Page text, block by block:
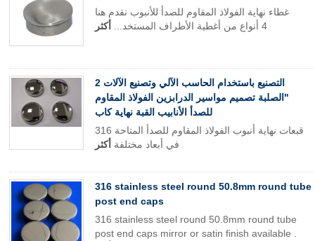
غطاء نهاية الفولاذ المقاوم للصدأ للأنبوب نقدم هنا
4 أنواع من أغطية الأطراف المستخد...
أكثر
التصنيع باستخدام الحاسب الآلي وتصنيع الآلات 2
"الصلبة تصميم مواسير الدرابزين الفولاذ المقاوم
للصدأ الأنابيب القبة نهاية كاب
316 قبعات نهاية أنبوب الفولاذ المقاوم للصدأ المتاحة
في أبعاد مختلفة أكثر
316 stainless steel round 50.8mm round tube
post end caps
316 stainless steel round 50.8mm round tube
post end caps mirror or satin finish available .